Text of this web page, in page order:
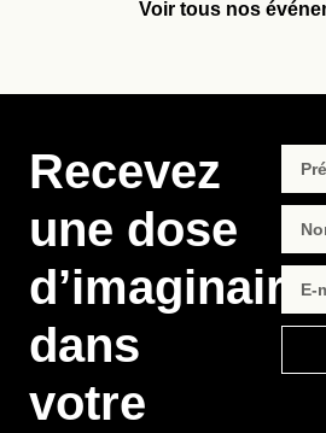
Voir tous nos
Recevez
une dose
d’imaginaire
dans
votre